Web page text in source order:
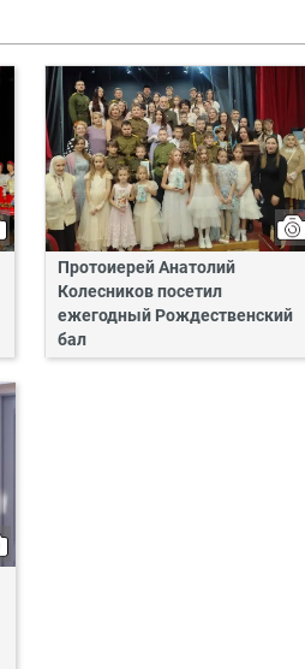
Протоиерей Анатолий
Колесников посетил
ежегодный Рождественский
бал